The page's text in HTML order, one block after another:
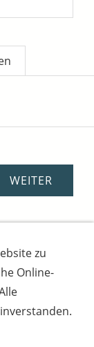
Cookies
Inhaber:
zu
Online-